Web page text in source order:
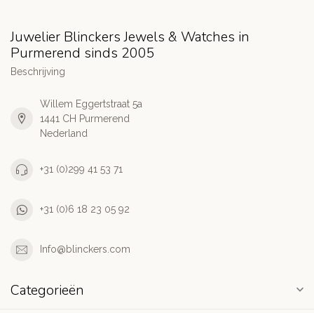
Juwelier Blinckers Jewels & Watches in
Purmerend sinds 2005
Beschrijving
Willem Eggertstraat 5a
1441 CH Purmerend
Nederland
+31 (0)299 41 53 71
+31 (0)6 18 23 05 92
Info@blinckers.com
Categorieën